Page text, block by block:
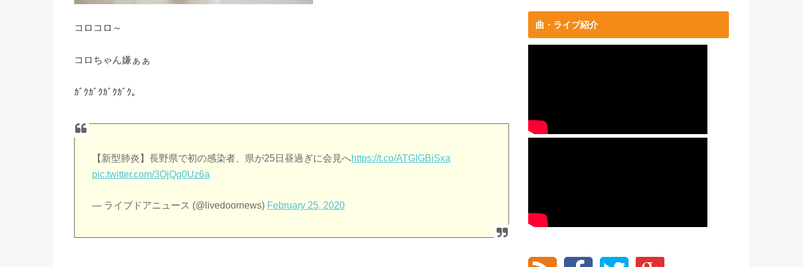
コロコロ～
コロちゃん嫌ぁぁ
ｶﾞｸｶﾞｸｶﾞｸｶﾞｸ。
【新型肺炎】長野県で初の感染者、県が25日昼過ぎに会見へhttps://t.co/ATGIGBiSxa
pic.twitter.com/3OjQg0Uz6a
— ライブドアニュース (@livedoornews) February 25, 2020
曲・ライブ紹介